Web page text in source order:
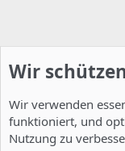
Wir
Wir verwenden
funktioniert, und
Nutzung zu